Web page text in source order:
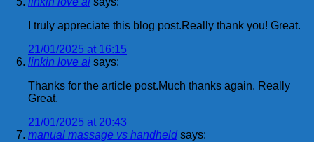
I truly appreciate this blog post.Really thank you! Great.
21/01/2025 at 16:15
linkin love ai says:
Thanks for the article post.Much thanks again. Really
Great.
21/01/2025 at 20:43
manual massage vs handheld says: